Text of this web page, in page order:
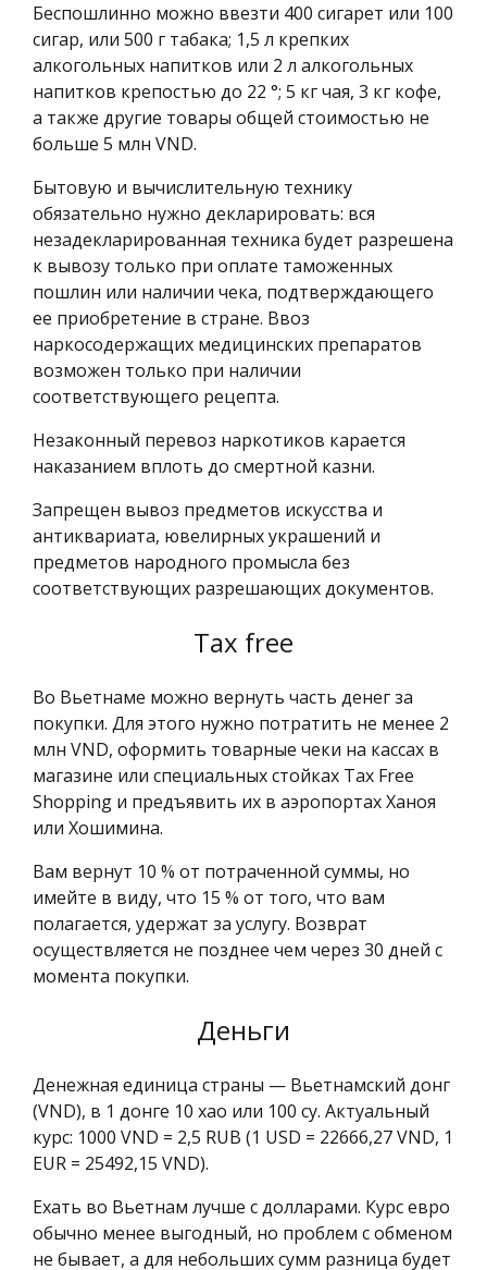
Беспошлинно можно ввезти 400 сигарет или 100
сигар, или 500 г табака; 1,5 л крепких
алкогольных напитков или 2 л алкогольных
напитков крепостью до 22 °; 5 кг чая, 3 кг кофе,
а также другие товары общей стоимостью не
больше 5 млн VND.
Бытовую и вычислительную технику
обязательно нужно декларировать: вся
незадекларированная техника будет разрешена
к вывозу только при оплате таможенных
пошлин или наличии чека, подтверждающего
ее приобретение в стране. Ввоз
наркосодержащих медицинских препаратов
возможен только при наличии
соответствующего рецепта.
Незаконный перевоз наркотиков карается
наказанием вплоть до смертной казни.
Запрещен вывоз предметов искусства и
антиквариата, ювелирных украшений и
предметов народного промысла без
соответствующих разрешающих документов.
Tax free
Во Вьетнаме можно вернуть часть денег за
покупки. Для этого нужно потратить не менее 2
млн VND, оформить товарные чеки на кассах в
магазине или специальных стойках Tax Free
Shopping и предъявить их в аэропортах Ханоя
или Хошимина.
Вам вернут 10 % от потраченной суммы, но
имейте в виду, что 15 % от того, что вам
полагается, удержат за услугу. Возврат
осуществляется не позднее чем через 30 дней с
момента покупки.
Деньги
Денежная единица страны — Вьетнамский донг
(VND), в 1 донге 10 хао или 100 су. Актуальный
курс: 1000 VND = 2,5 RUB (1 USD = 22666,27 VND, 1
EUR = 25492,15 VND).
Ехать во Вьетнам лучше с долларами. Курс евро
обычно менее выгодный, но проблем с обменом
не бывает, а для небольших сумм разница будет